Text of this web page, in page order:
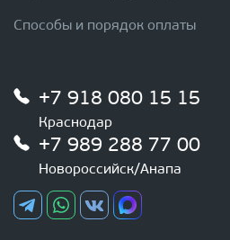
Способы и порядок оплаты
+7 918 080 15 15
Краснодар
+7 989 288 77 00
Новороссийск/Анапа